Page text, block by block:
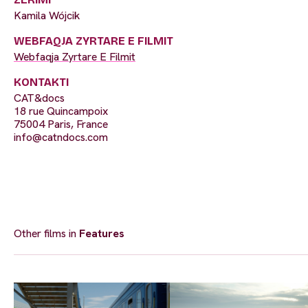
Kamila Wójcik
WEBFAQJA ZYRTARE E FILMIT
Webfaqja Zyrtare E Filmit
KONTAKTI
CAT&docs
18 rue Quincampoix
75004 Paris, France
info@catndocs.com
Other films in Features